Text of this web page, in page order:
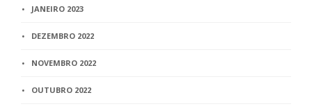
JANEIRO 2023
DEZEMBRO 2022
NOVEMBRO 2022
OUTUBRO 2022